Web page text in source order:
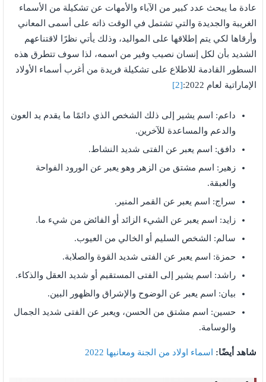
عادة ما يبحث عدد كبير من الآباء والأمهات عن تشكيلة من الأسماء
الغريبة والجديدة والتي تشتمل في الوقت ذاته على أسمى المعاني
وأرقاها لكي يتم إطلاقها على المواليد، وذلك يأتي نظرًا لاقتناعهم
الشديد بأن لكل إنسان نصيب وفير من اسمه، لذا سوف تتطرق هذه
السطور القادمة للاطلاع على تشكيلة فريدة من أغرب أسماء الأولاد
الإماراتية لعام 2022:
[2]
داعم: اسم يشير إلى ذلك الشخص الذي دائمًا ما يقدم يد العون
والدعم والمساعدة للآخرين.
دافق: اسم يعبر عن الفتى شديد النشاط.
زهير: اسم مشتق من الزهر وهو يعبر عن الورود الفواحة
والعبقة.
سراج: اسم يعبر عن القمر المنير.
زايد: اسم يعبر عن الشيء الزائد أو الفائض من شيء ما.
سالم: الشخص السليم أو الخالي من العيوب.
حمزة: اسم يعبر عن الفتى شديد القوة والصلابة.
راشد: اسم يشير إلى الفتى المستقيم أو شديد العقل والذكاء.
بيان: اسم يعبر عن الوضوح والإشراق والظهور البين.
حسين: اسم مشتق من الحسن، ويعبر عن الفتى شديد الجمال
والوسامة.
شاهد أيضًا: اسماء اولاد من الجنة ومعانيها 2022